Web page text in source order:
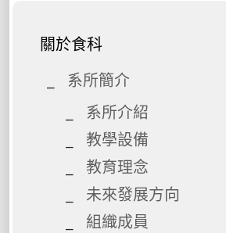
關於食科
系所簡介
系所介紹
教學設備
教育理念
未來發展方向
組織成員